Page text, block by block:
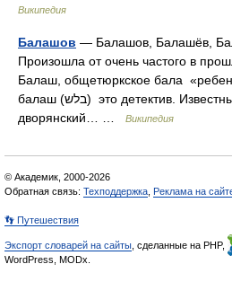
Википедия
Балашов — Балашов, Балашёв,
Произошла от очень частого в
Балаш, общетюркское бала
балаш (בלש) это детектив. Известные носители: Балашовы
дворянский… …
Википедия
© Академик, 2000-2026
Обратная связь: Техподдержка Реклама на
👣 Путешествия
Экспорт словарей на сайты , сделанные на PHP,
WordPress, MODx.